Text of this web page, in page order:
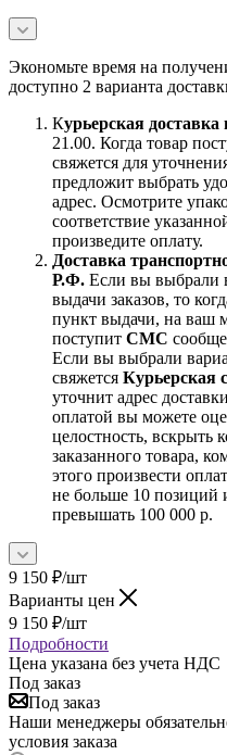
Экономьте время на
доступно 2 варианта
Курьерская
21.00. Когда товар
свяжется для
предложит выбрать
адрес. Осмотрите
соответствие
произведите оплату.
Доставка
Р.Ф. Если вы выбрали
выдачи заказов, то
пункт выдачи, на ваш
поступит СМС
Если вы выбрали
свяжется Курьерская
уточнит адрес
оплатой вы можете
целостность, вскрыть
заказанного товара,
этого произвести
не больше 10 позиций
превышать 100 000 р.
9 150 ₽/шт
Варианты цен
9 150 ₽/шт
Подробности
Цена указана без учета НДС
Под заказ
Под заказ
Наши менеджеры
условия заказа